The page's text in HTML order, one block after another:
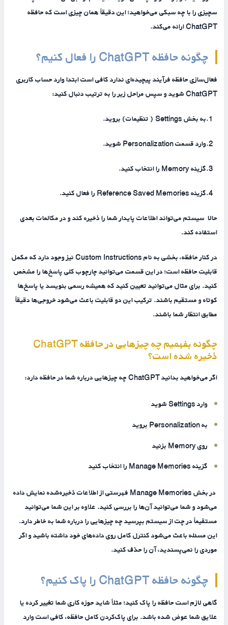
سچیزی را با چه سبکی می‌خواهید؛ این دقیقاً همان چیزی است که حافظه
ChatGPT ارائه می‌کند.
چگونه حافظه ChatGPT را فعال کنیم؟
فعال‌سازی حافظه فرآیند پیچیده‌ای ندارد کافی است ابتدا وارد حساب کاربری
ChatGPT شوید و سپس مراحل زیر را به ترتیب دنبال کنید:
حالا سیستم می‌تواند اطلاعات پایدار شما را ذخیره کند و در مکالمات بعدی
استفاده کند.
در کنار حافظه، بخشی به نام Custom Instructions نیز وجود دارد که مکمل
قابلیت حافظه است؛ در این قسمت می‌توانید چارچوب کلی پاسخ‌ها را مشخص
کنید. برای مثال می‌توانید تعیین کنید که همیشه رسمی بنویسد یا پاسخ‌ها
کوتاه و مستقیم باشند. ترکیب این دو قابلیت باعث می‌شود خروجی‌ها دقیقاً
مطابق انتظار شما باشند.
چگونه بفهمیم چه چیزهایی در حافظه ChatGPT
ذخیره شده است؟
اگر می‌خواهید بدانید ChatGPT چه چیزهایی درباره شما در حافظه دارد:
وارد Settings شوید
به Personalization بروید
روی Memory بزنید
گزینه Manage Memories را انتخاب کنید
در بخش Manage Memories فهرستی از اطلاعات ذخیره‌شده نمایش داده
می‌شود و شما می‌توانید آن‌ها را بررسی کنید. علاوه بر این شما می‌توانید
مستقیماً در چت از سیستم بپرسید چه چیزهایی را درباره شما به خاطر دارد.
این مسئله باعث می‌شود کنترل کامل روی داده‌های خود داشته باشید و اگر
موردی را نمی‌پسندید، آن را حذف کنید.
چگونه حافظه ChatGPT را پاک کنیم؟
گاهی لازم است حافظه را پاک کنید؛ مثلاً شاید حوزه کاری شما تغییر کرده یا
علایق شما عوض شده باشد. برای پاک‌کردن کامل حافظه، کافی است وارد